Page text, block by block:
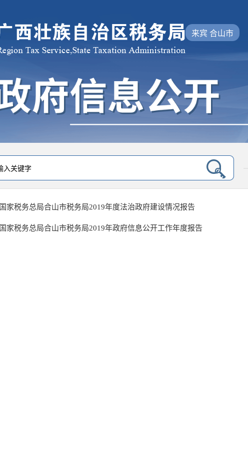
来宾 合山市
国家税务总局合山市税务局2019年度法治政府建设情况报告
国家税务总局合山市税务局2019年政府信息公开工作年度报告